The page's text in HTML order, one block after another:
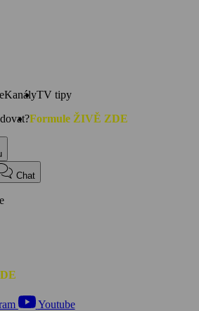
KanályTV tipy
Formule ŽIVĚ ZDE
Chat
Youtube